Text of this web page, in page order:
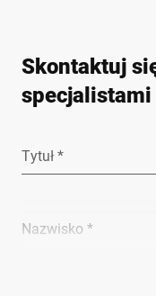
Skontaktuj
specjalistami
Tytuł *
Nazwisko *